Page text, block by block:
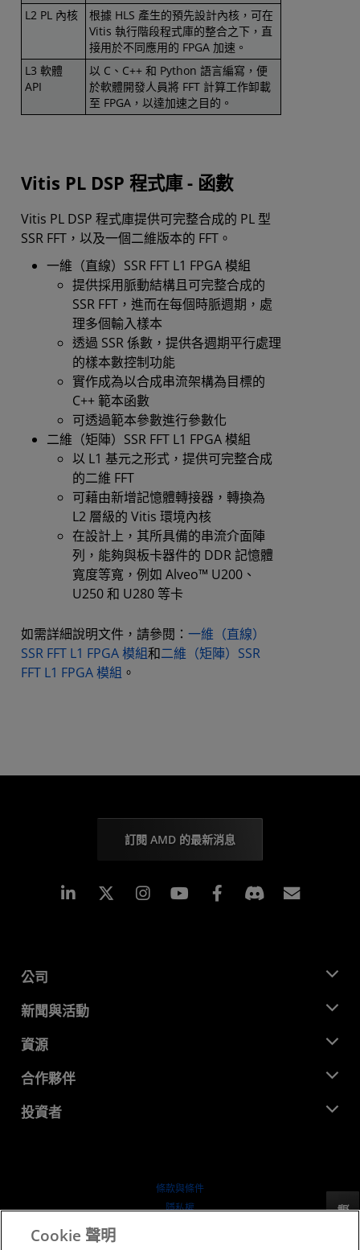
L2 PL 內核
根據 HLS 產生的預先設計內核，可在
Vitis 執行階段程式庫的整合之下，直
接用於不同應用的 FPGA 加速。
L3 軟體
API
以 C、C++ 和 Python 語言編寫，便
於軟體開發人員將 FFT 計算工作卸載
至 FPGA，以達加速之目的。
Vitis PL DSP 程式庫 - 函數
Vitis PL DSP 程式庫提供可完整合成的 PL 型
SSR FFT，以及一個二維版本的 FFT。
一維（直線）SSR FFT L1 FPGA 模組
提供採用脈動結構且可完整合成的
SSR FFT，進而在每個時脈週期，處
理多個輸入樣本
透過 SSR 係數，提供各週期平行處理
的樣本數控制功能
實作成為以合成串流架構為目標的
C++ 範本函數
可透過範本參數進行參數化
二維（矩陣）SSR FFT L1 FPGA 模組
以 L1 基元之形式，提供可完整合成
的二維 FFT
可藉由新增記憶體轉接器，轉換為
L2 層級的 Vitis 環境內核
在設計上，其所具備的串流介面陣
列，能夠與板卡器件的 DDR 記憶體
寬度等寬，例如 Alveo™ U200、
U250 和 U280 等卡
如需詳細說明文件，請參閱： 一維（直線）
SSR FFT L1 FPGA 模組和二維（矩陣）SSR
FFT L1 FPGA 模組 。
訂閱 AMD 的最新消息
Linkedin Instagram Facebook
公司
關於 AMD
企業責任
招聘
聯絡我們
新聞與活動
新聞室
媒體庫
資源
開發者中心
案例研究
合作夥伴
AMD 合作夥伴中心
投資者
條款與條件
隱私權
反馈
Cookie 聲明